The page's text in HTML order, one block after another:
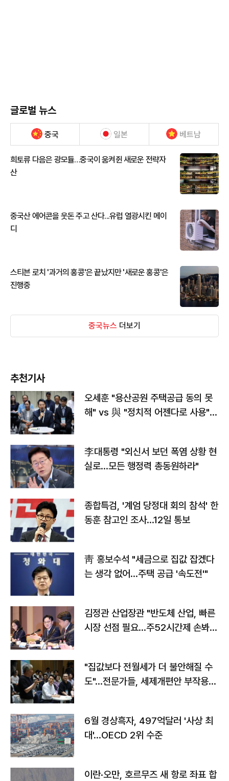
글로벌 뉴스
중국 일본 베트남
희토류 다음은 광모듈…중국이 움켜쥔 새로운 전략자
산
중국산 에어콘을 웃돈 주고 산다...유럽 열광시킨 메이
디
스티븐 로치 '과거의 홍콩'은 끝났지만 '새로운 홍콩'은
진행중
중국뉴스 더보기
추천기사
오세훈 "용산공원 주택공급 동의 못
해" vs 與 "정치적 어젠다로 사용"
李대통령 "외신서 보던 폭염 상황 현
실로…모든 행정력 총동원하라"
종합특검, '계엄 당정대 회의 참석' 한
동훈 참고인 조사...12일 통보
靑 홍보수석 "세금으로 집값 잡겠다
는 생각 없어…주택 공급 '속도전'"
김정관 산업장관 "반도체 산업, 빠른
시장 선점 필요…주52시간제 손봐
"집값보다 전월세가 더 불안해질 수
도"…전문가들, 세제개편안 부작용
6월 경상흑자, 497억달러 '사상 최
대'…OECD 2위 수준
이란·오만, 호르무즈 새 항로 좌표 합